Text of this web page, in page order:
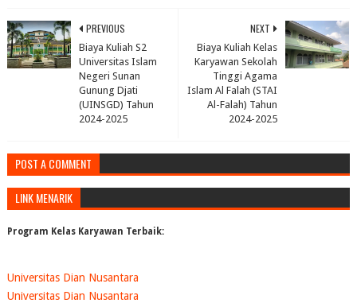
NEXT
Biaya Kuliah Kelas
Karyawan Sekolah
Tinggi Agama
Islam Al Falah (STAI
Al-Falah) Tahun
2024-2025
PREVIOUS
Biaya Kuliah S2
Universitas Islam
Negeri Sunan
Gunung Djati
(UINSGD) Tahun
2024-2025
POST A COMMENT
LINK MENARIK
Program Kelas Karyawan Terbaik:
Universitas Dian Nusantara
Universitas Dian Nusantara